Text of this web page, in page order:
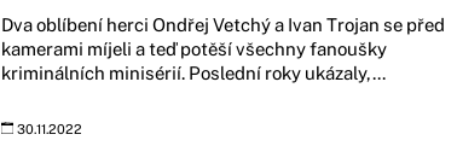
Dva oblíbení herci Ondřej Vetchý a Ivan Trojan se před
kamerami míjeli a teď potěší všechny fanoušky
kriminálních minisérií. Poslední roky ukázaly,...
30.11.2022